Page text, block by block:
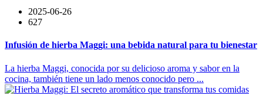
2025-06-26
627
Infusión de hierba Maggi: una bebida natural para tu bienestar
La hierba Maggi, conocida por su delicioso aroma y sabor en la
cocina, también tiene un lado menos conocido pero ...